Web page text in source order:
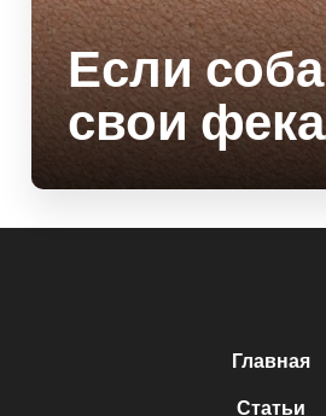
Если
свои
Главная